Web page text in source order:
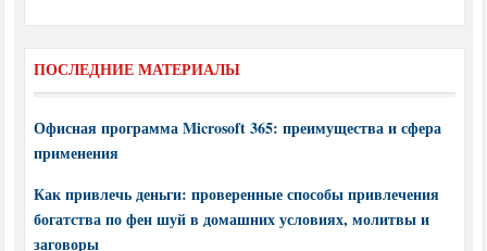
ПОСЛЕДНИЕ МАТЕРИАЛЫ
Офисная программа Microsoft 365: преимущества и сфера
применения
Как привлечь деньги: проверенные способы привлечения
богатства по фен шуй в домашних условиях, молитвы и
заговоры